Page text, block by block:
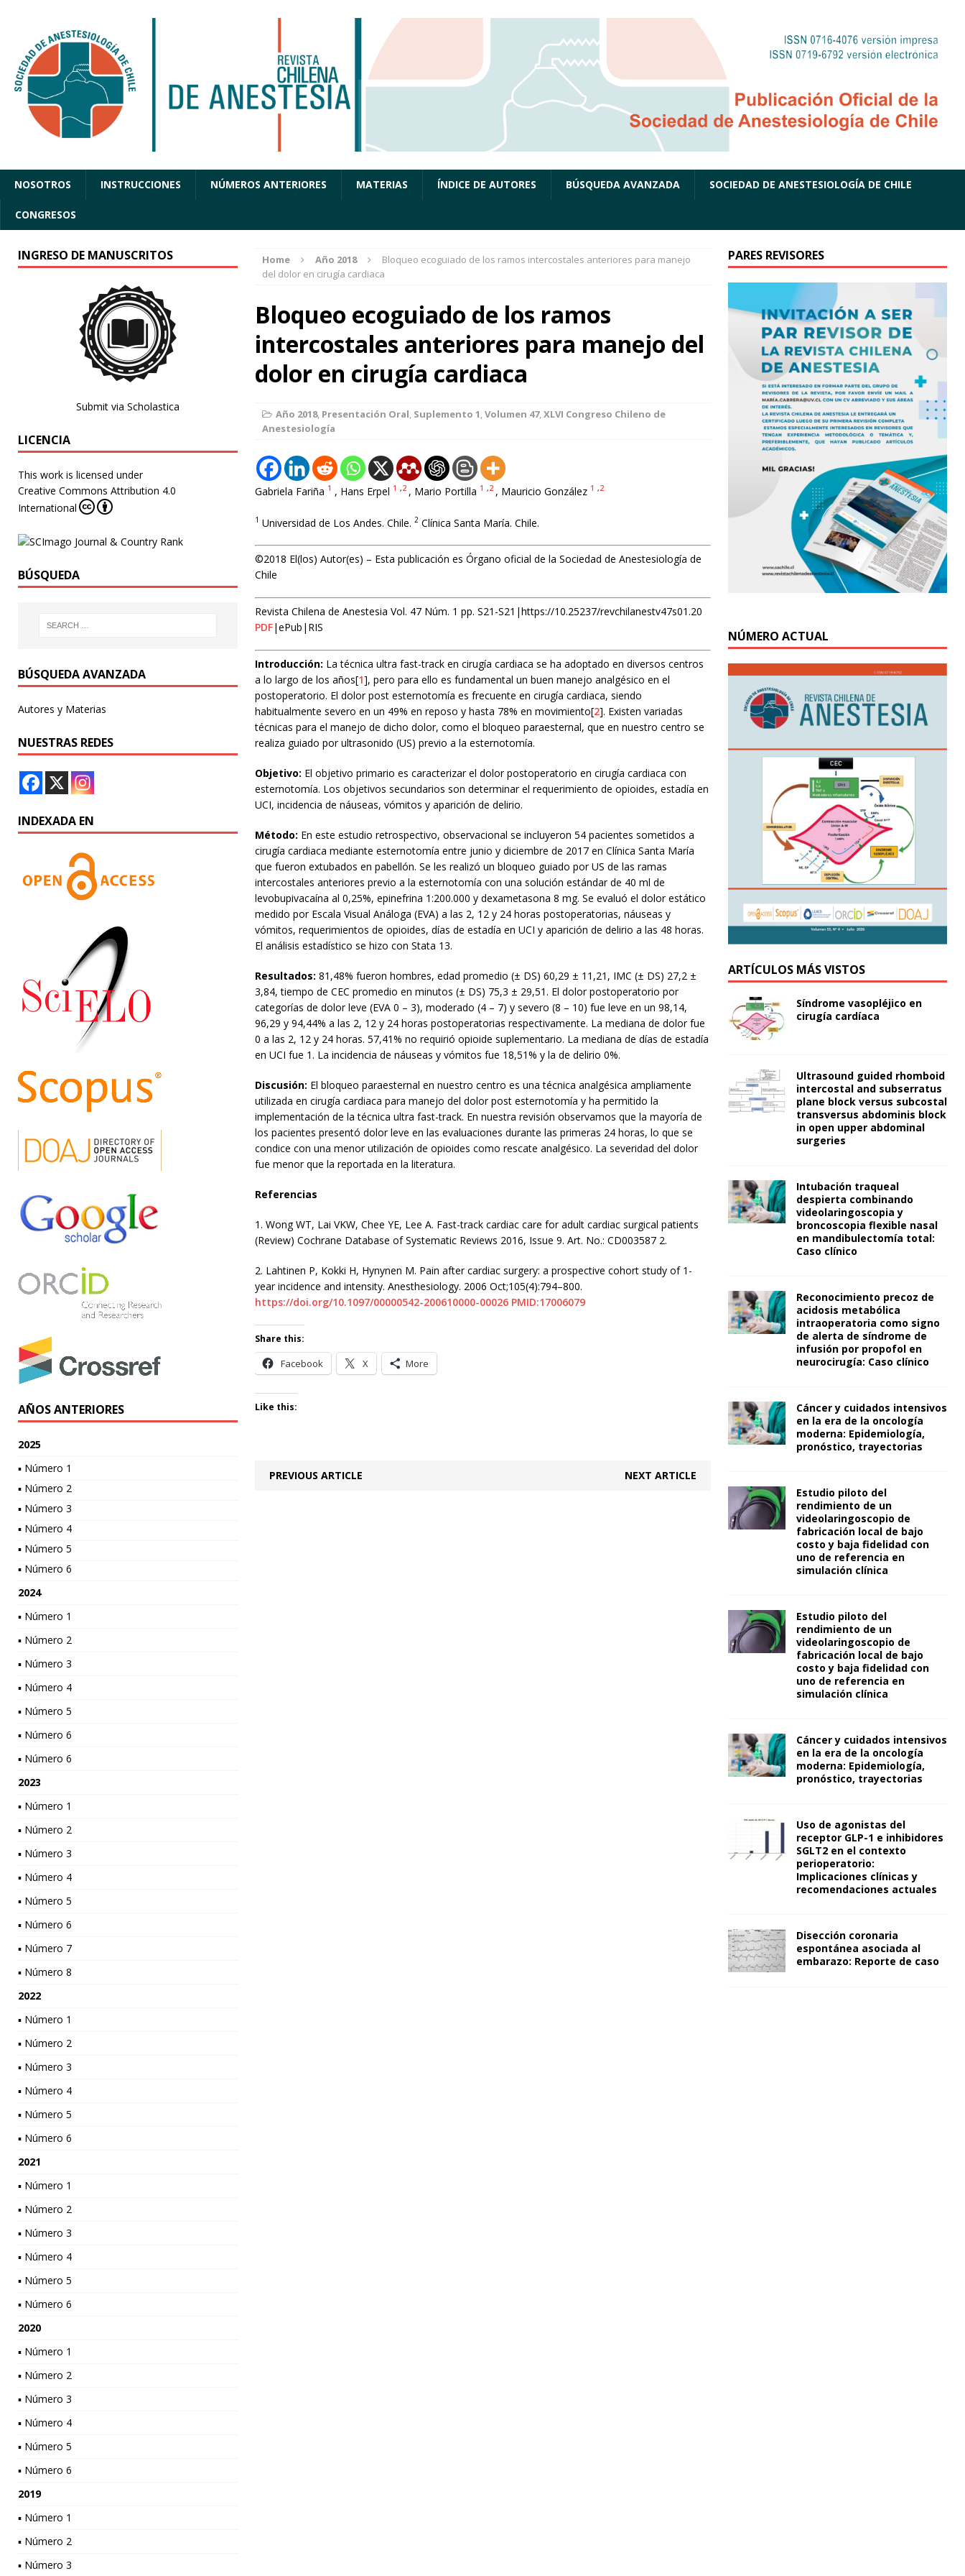
NOSOTROS INSTRUCCIONES NÚMEROS ANTERIORES MATERIAS ÍNDICE DE AUTORES BÚSQUEDA AVANZADA SOCIEDAD DE ANESTESIOLOGÍA DE CHILE
CONGRESOS
Home Año 2018
Bloqueo ecoguiado de los ramos intercostales anteriores para manejo
del dolor en cirugía cardiaca
Bloqueo ecoguiado de los ramos
intercostales anteriores para manejo del
dolor en cirugía cardiaca
Año 2018, Presentación Oral, Suplemento 1,Volumen 47,XLVI Congreso Chileno de
Anestesiología
Gabriela Fariña 1 , Hans Erpel 1 ,2 , Mario Portilla 1 ,2 , Mauricio González 1 ,2
1 Universidad de Los Andes. Chile. 2Clínica Santa María. Chile.
©2018 El(los) Autor(es) – Esta publicación es Órgano oficial de la Sociedad de Anestesiología de
Chile
Revista Chilena de Anestesia Vol. 47 Núm. 1 pp. S21-S21|https://10.25237/revchilanestv47s01.20
PDF|ePub|RIS
Introducción: La técnica ultra fast-track en cirugía cardiaca se ha adoptado en diversos centros
a lo largo de los años[1], pero para ello es fundamental un buen manejo analgésico en el
postoperatorio. El dolor post esternotomía es frecuente en cirugía cardiaca, siendo
habitualmente severo en un 49% en reposo y hasta 78% en movimiento[2]. Existen variadas
técnicas para el manejo de dicho dolor, como el bloqueo paraesternal, que en nuestro centro se
realiza guiado por ultrasonido (US) previo a la esternotomía.
Objetivo: El objetivo primario es caracterizar el dolor postoperatorio en cirugía cardiaca con
esternotomía. Los objetivos secundarios son determinar el requerimiento de opioides, estadía en
UCI, incidencia de náuseas, vómitos y aparición de delirio.
Método: En este estudio retrospectivo, observacional se incluyeron 54 pacientes sometidos a
cirugía cardiaca mediante esternotomía entre junio y diciembre de 2017 en Clínica Santa María
que fueron extubados en pabellón. Se les realizó un bloqueo guiado por US de las ramas
intercostales anteriores previo a la esternotomía con una solución estándar de 40 ml de
levobupivacaína al 0,25%, epinefrina 1:200.000 y dexametasona 8 mg. Se evaluó el dolor estático
medido por Escala Visual Análoga (EVA) a las 2, 12 y 24 horas postoperatorias, náuseas y
vómitos, requerimientos de opioides, días de estadía en UCI y aparición de delirio a las 48 horas.
El análisis estadístico se hizo con Stata 13.
Resultados: 81,48% fueron hombres, edad promedio (± DS) 60,29 ± 11,21, IMC (± DS) 27,2 ±
3,84, tiempo de CEC promedio en minutos (± DS) 75,3 ± 29,51. El dolor postoperatorio por
categorías de dolor leve (EVA 0 – 3), moderado (4 – 7) y severo (8 – 10) fue leve en un 98,14,
96,29 y 94,44% a las 2, 12 y 24 horas postoperatorias respectivamente. La mediana de dolor fue
0 a las 2, 12 y 24 horas. 57,41% no requirió opioide suplementario. La mediana de días de estadía
en UCI fue 1. La incidencia de náuseas y vómitos fue 18,51% y la de delirio 0%.
Discusión: El bloqueo paraesternal en nuestro centro es una técnica analgésica ampliamente
utilizada en cirugía cardiaca para manejo del dolor post esternotomía y ha permitido la
implementación de la técnica ultra fast-track. En nuestra revisión observamos que la mayoría de
los pacientes presentó dolor leve en las evaluaciones durante las primeras 24 horas, lo que se
condice con una menor utilización de opioides como rescate analgésico. La severidad del dolor
fue menor que la reportada en la literatura.
Referencias
1. Wong WT, Lai VKW, Chee YE, Lee A. Fast-track cardiac care for adult cardiac surgical patients
(Review) Cochrane Database of Systematic Reviews 2016, Issue 9. Art. No.: CD003587 2.
2. Lahtinen P, Kokki H, Hynynen M. Pain after cardiac surgery: a prospective cohort study of 1-
year incidence and intensity. Anesthesiology. 2006 Oct;105(4):794–800.
https://doi.org/10.1097/00000542-200610000-00026 PMID:17006079
Share this:
Facebook X More
Like this:
PREVIOUS ARTICLE NEXT ARTICLE
INGRESO DE MANUSCRITOS
Submit via Scholastica
LICENCIA
This work is licensed under
Creative Commons Attribution 4.0
International
BÚSQUEDA
BÚSQUEDA AVANZADA
Autores y Materias
NUESTRAS REDES
INDEXADA EN
AÑOS ANTERIORES
2025
▪ Número 1
▪ Número 2
▪ Número 3
▪ Número 4
▪ Número 5
▪ Número 6
2024
▪ Número 1
▪ Número 2
▪ Número 3
▪ Número 4
▪ Número 5
▪ Número 6
▪ Número 6
2023
▪ Número 1
▪ Número 2
▪ Número 3
▪ Número 4
▪ Número 5
▪ Número 6
▪ Número 7
▪ Número 8
2022
▪ Número 1
▪ Número 2
▪ Número 3
▪ Número 4
▪ Número 5
▪ Número 6
2021
▪ Número 1
▪ Número 2
▪ Número 3
▪ Número 4
▪ Número 5
▪ Número 6
2020
▪ Número 1
▪ Número 2
▪ Número 3
▪ Número 4
▪ Número 5
▪ Número 6
2019
▪ Número 1
▪ Número 2
▪ Número 3
PARES REVISORES
NÚMERO ACTUAL
ARTÍCULOS MÁS VISTOS
Síndrome vasopléjico en
cirugía cardíaca
Ultrasound guided rhomboid
intercostal and subserratus
plane block versus subcostal
transversus abdominis block
in open upper abdominal
surgeries
Intubación traqueal
despierta combinando
videolaringoscopia y
broncoscopia flexible nasal
en mandibulectomía total:
Caso clínico
Reconocimiento precoz de
acidosis metabólica
intraoperatoria como signo
de alerta de síndrome de
infusión por propofol en
neurocirugía: Caso clínico
Cáncer y cuidados intensivos
en la era de la oncología
moderna: Epidemiología,
pronóstico, trayectorias
Estudio piloto del
rendimiento de un
videolaringoscopio de
fabricación local de bajo
costo y baja fidelidad con
uno de referencia en
simulación clínica
Estudio piloto del
rendimiento de un
videolaringoscopio de
fabricación local de bajo
costo y baja fidelidad con
uno de referencia en
simulación clínica
Cáncer y cuidados intensivos
en la era de la oncología
moderna: Epidemiología,
pronóstico, trayectorias
Uso de agonistas del
receptor GLP-1 e inhibidores
SGLT2 en el contexto
perioperatorio:
Implicaciones clínicas y
recomendaciones actuales
Disección coronaria
espontánea asociada al
embarazo: Reporte de caso